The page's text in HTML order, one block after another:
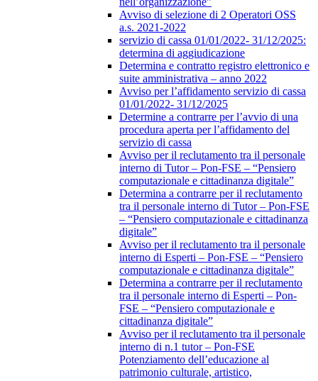
Avviso di selezione di 2 Operatori OSS
a.s. 2021-2022
servizio di cassa 01/01/2022- 31/12/2025:
determina di aggiudicazione
Determina e contratto registro elettronico e
suite amministrativa – anno 2022
Avviso per l’affidamento servizio di cassa
01/01/2022- 31/12/2025
Determine a contrarre per l’avvio di una
procedura aperta per l’affidamento del
servizio di cassa
Avviso per il reclutamento tra il personale
interno di Tutor – Pon-FSE – “Pensiero
computazionale e cittadinanza digitale”
Determina a contrarre per il reclutamento
tra il personale interno di Tutor – Pon-FSE
– “Pensiero computazionale e cittadinanza
digitale”
Avviso per il reclutamento tra il personale
interno di Esperti – Pon-FSE – “Pensiero
computazionale e cittadinanza digitale”
Determina a contrarre per il reclutamento
tra il personale interno di Esperti – Pon-
FSE – “Pensiero computazionale e
cittadinanza digitale”
Avviso per il reclutamento tra il personale
interno di n.1 tutor – Pon-FSE
Potenziamento dell’educazione al
patrimonio culturale, artistico,